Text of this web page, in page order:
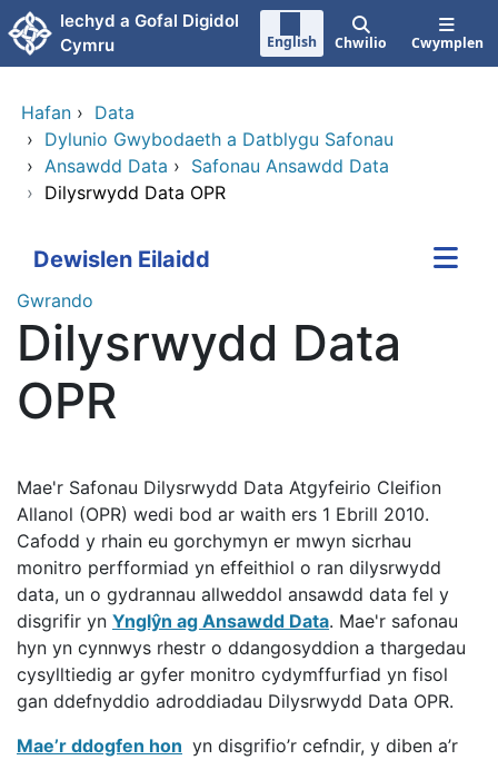
Neidio i'r prif gynnwy
Iechyd a Gofal Digidol
Cymru
English Chwilio Cwymplen
Hafan › Data
› Dylunio Gwybodaeth a Datblygu Safonau
› Ansawdd Data › Safonau Ansawdd Data
› Dilysrwydd Data OPR
Dewislen Eilaidd
Gwrando
Dilysrwydd Data
OPR
Mae'r Safonau Dilysrwydd Data Atgyfeirio Cleifion
Allanol (OPR) wedi bod ar waith ers 1 Ebrill 2010.
Cafodd y rhain eu gorchymyn er mwyn sicrhau
monitro perfformiad yn effeithiol o ran dilysrwydd
data, un o gydrannau allweddol ansawdd data fel y
disgrifir yn Ynglŷn ag Ansawdd Data. Mae'r safonau
hyn yn cynnwys rhestr o ddangosyddion a thargedau
cysylltiedig ar gyfer monitro cydymffurfiad yn fisol
gan ddefnyddio adroddiadau Dilysrwydd Data OPR.
Mae’r ddogfen hon yn disgrifio’r cefndir, y diben a’r